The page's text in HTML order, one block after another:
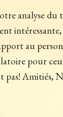
analyse du
intéressante,
au
pour
pas! Amitiés,